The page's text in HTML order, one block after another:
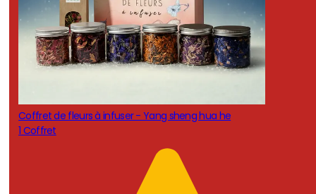
Coffret de fleurs à infuser - Yang sheng hua he
1 Coffret